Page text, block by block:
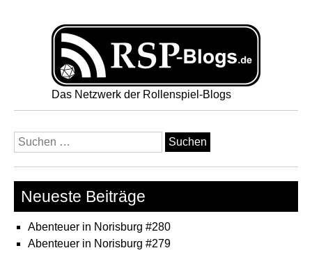
Das Netzwerk der Rollenspiel-Blogs
Suchen
nach:
Neueste Beiträge
Abenteuer in Norisburg #280
Abenteuer in Norisburg #279